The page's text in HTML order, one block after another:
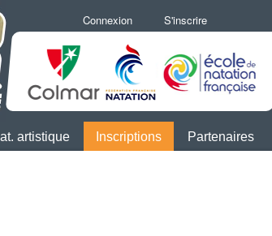
Connexion S'inscrire
artistique Inscriptions Partenaires